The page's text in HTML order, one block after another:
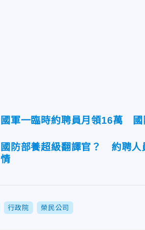
國軍一臨時約聘員月領16萬 國
國防部養超級翻譯官？ 約聘人
情
行政院 榮民公司